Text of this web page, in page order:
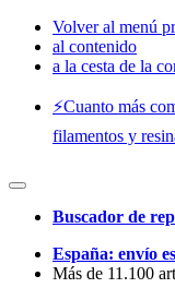
Volver al menú
al contenido
a la cesta de la
⚡️Cuanto más
filamentos y
Buscador de
España: envío
Más de 11.100